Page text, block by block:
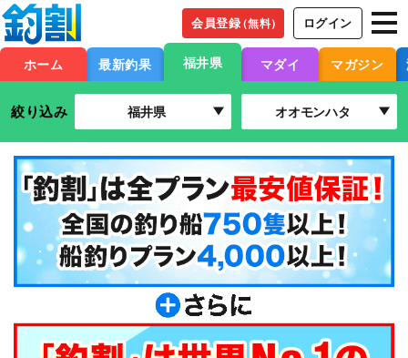
会員登録（無料） ログイン
ホーム 最新釣果 福井県 マダイ マガジン
絞り込み 福井県 オオモンハタ